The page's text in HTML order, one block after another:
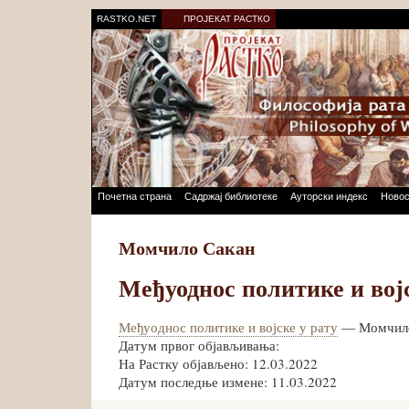
RASTKO.NET ПРОЈЕКАТ РАСТКО
Почетна страна Садржај библиотеке Ауторски индекс
Момчило Сакан
Међуоднос политике и
Међуоднос политике и војске у рату —
Датум првог објављивања:
На Растку објављено: 12.03.2022
Датум последње измене: 11.03.2022